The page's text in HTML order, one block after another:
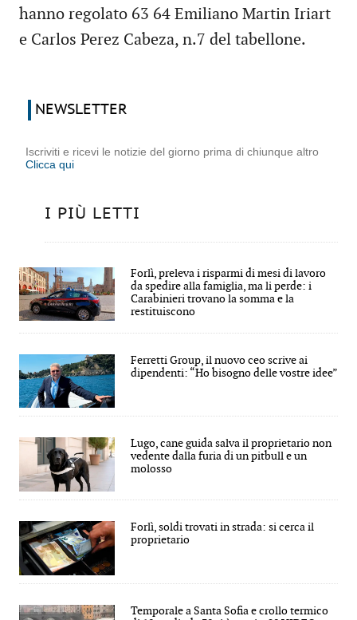
hanno regolato 63 64 Emiliano Martin Iriart
e Carlos Perez Cabeza, n.7 del tabellone.
NEWSLETTER
Iscriviti e ricevi le notizie del giorno prima di chiunque altro
Clicca qui
I PIÙ LETTI
Forlì, preleva i risparmi di mesi di lavoro
da spedire alla famiglia, ma li perde: i
Carabinieri trovano la somma e la
restituiscono
Ferretti Group, il nuovo ceo scrive ai
dipendenti: “Ho bisogno delle vostre idee”
Lugo, cane guida salva il proprietario non
vedente dalla furia di un pitbull e un
molosso
Forlì, soldi trovati in strada: si cerca il
proprietario
Temporale a Santa Sofia e crollo termico